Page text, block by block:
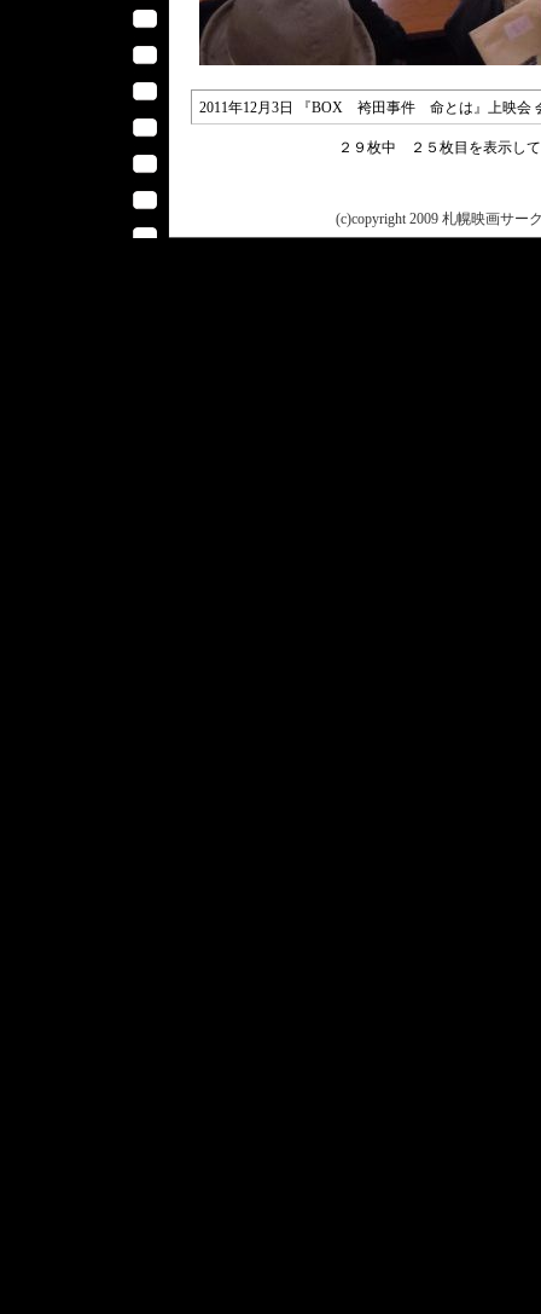
2011年12月3日 『BOX 袴田事件 命とは』上映会
２９枚中 ２５枚目を表示し
(c)copyright 2009 札幌映画サー